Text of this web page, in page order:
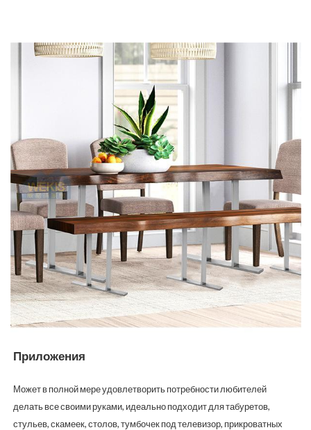
Приложения
Может в полной мере удовлетворить потребности любителей
делать все своими руками, идеально подходит для табуретов,
стульев, скамеек, столов, тумбочек под телевизор, прикроватных